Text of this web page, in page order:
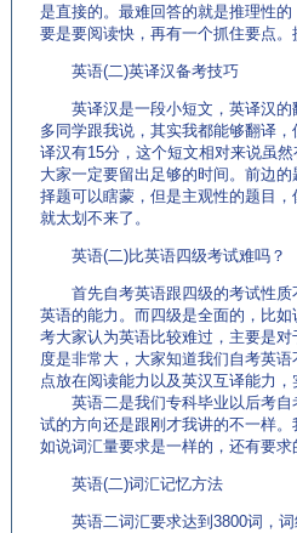
是直接的。最难回答的就是推理性
要是要阅读快，再有一个抓住要点
英语(二)英译汉备考技巧
英译汉是一段小短文，英译汉的
多同学跟我说，其实我都能够翻译
译汉有15分，这个短文相对来说虽
大家一定要留出足够的时间。前边
择题可以瞎蒙，但是主观性的题目
就太划不来了。
英语(二)比英语四级考试难吗？
首先自考英语跟四级的考试性质
英语的能力。而四级是全面的，比
考大家认为英语比较难过，主要是
度是非常大，大家知道我们自考英
点放在阅读能力以及英汉互译能力
英语二是我们专科毕业以后考自
试的方向还是跟刚才我讲的不一样
如说词汇量要求是一样的，还有要
英语(二)词汇记忆方法
英语二词汇要求达到3800词，词